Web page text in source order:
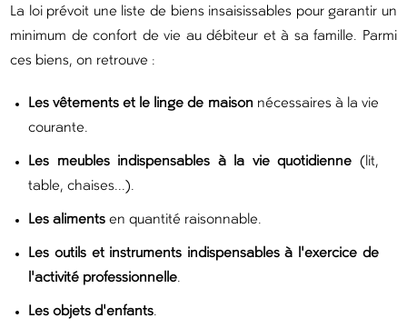
La loi prévoit une liste de biens insaisissables pour garantir un
minimum de confort de vie au débiteur et à sa famille. Parmi
ces biens, on retrouve :
Les vêtements et le linge de maison nécessaires à la vie
courante.
Les meubles indispensables à la vie quotidienne (lit,
table, chaises...).
Les aliments en quantité raisonnable.
Les outils et instruments indispensables à l'exercice de
l'activité professionnelle.
Les objets d'enfants.